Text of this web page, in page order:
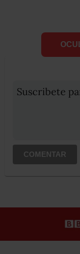
Suscribete
COMENTAR